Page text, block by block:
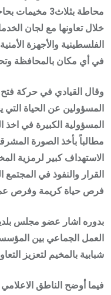
محاطة بثلاث3
خلال تعاونها مع لجان
الفلسطينية والأجهزة
في أي مكان بالمحافظة
وقال القيادي في حركة
المسؤولين عن الحياة التي
المسؤولية الكبيرة في
مطالباً بأخذ الصورة
الاستهداف كبير لرمزية
القرار والنفوذ في
فرص حياة كريمة وفرص
بدوره اشار عضو مجلس
العمل الجماعي بين
شبابية بالمخيم لتعزيز
فيما أوضح الناطق